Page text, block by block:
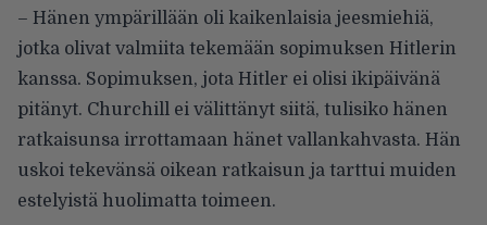
– Hänen ympärillään oli kaikenlaisia jeesmiehiä,
jotka olivat valmiita tekemään sopimuksen Hitlerin
kanssa. Sopimuksen, jota Hitler ei olisi ikipäivänä
pitänyt. Churchill ei välittänyt siitä, tulisiko hänen
ratkaisunsa irrottamaan hänet vallankahvasta. Hän
uskoi tekevänsä oikean ratkaisun ja tarttui muiden
estelyistä huolimatta toimeen.